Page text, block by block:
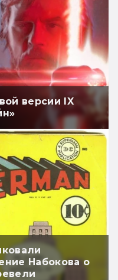
версии IX
Набокова о